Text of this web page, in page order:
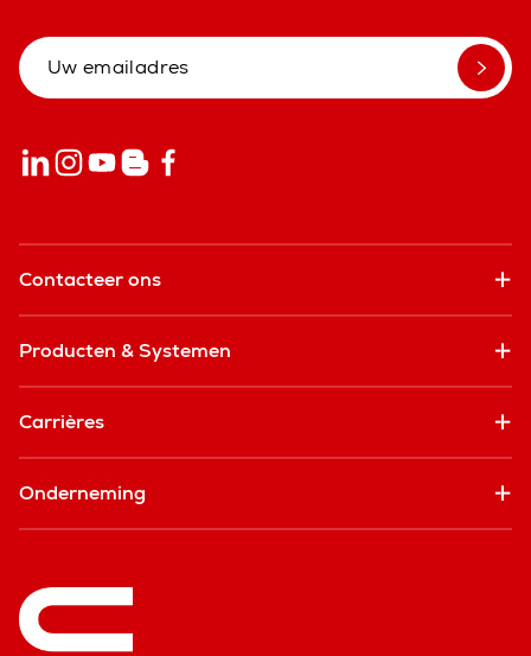
Contacteer ons
Producten & Systemen
Carrières
Onderneming